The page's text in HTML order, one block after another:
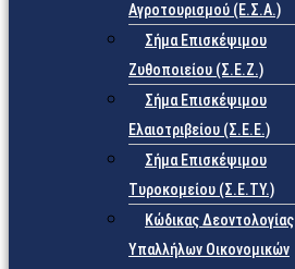
Αγροτουρισμού (Ε.Σ.Α.)
Σήμα Επισκέψιμου
Ζυθοποιείου (Σ.Ε.Ζ.)
Σήμα Επισκέψιμου
Ελαιοτριβείου (Σ.Ε.Ε.)
Σήμα Επισκέψιμου
Τυροκομείου (Σ.Ε.TY.)
Κώδικας Δεοντολογίας
Υπαλλήλων Οικονομικών